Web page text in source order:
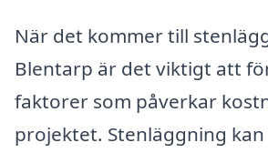
När det kommer till
Blentarp är det viktigt att
faktorer som påverkar
projektet. Stenläggning